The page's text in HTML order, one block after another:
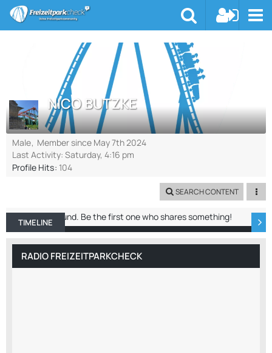
NICO BUTZKE
Male Member since May 7th 2024
Last Activity: Saturday, 4:16 pm
Profile Hits 104
SEARCH CONTENT
TIMELINE ABOUT ME RECENT ACTIVITY
No entries found. Be the first one who shares something!
RADIO FREIZEITPARKCHECK